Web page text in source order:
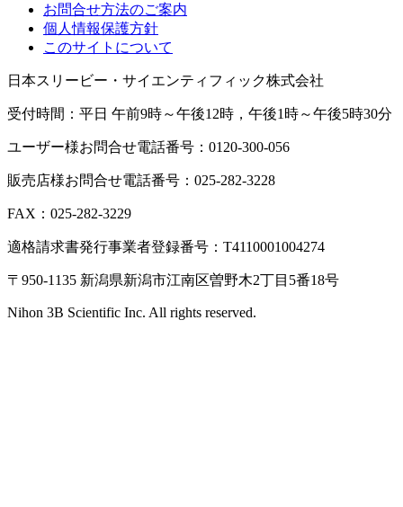
お問合せ方法のご案内
個人情報保護方針
このサイトについて
日本スリービー・サイエンティフィック株式会社
受付時間：平日 午前9時～午後12時，午後1時～午後5時30分
ユーザー様お問合せ電話番号：0120-300-056
販売店様お問合せ電話番号：025-282-3228
FAX：025-282-3229
適格請求書発行事業者登録番号：T4110001004274
〒950-1135 新潟県新潟市江南区曽野木2丁目5番18号
Nihon 3B Scientific Inc. All rights reserved.